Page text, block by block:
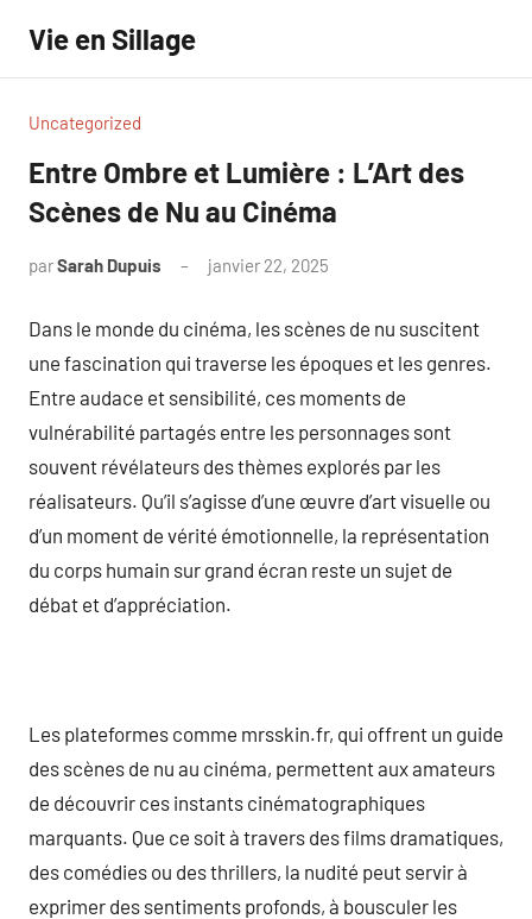
contenu
Vie en Sillage
Uncategorized
Entre Ombre et Lumière : L’Art des
Scènes de Nu au Cinéma
parSarah Dupuis janvier 22, 2025
Dans le monde du cinéma, les scènes de nu suscitent
une fascination qui traverse les époques et les genres.
Entre audace et sensibilité, ces moments de
vulnérabilité partagés entre les personnages sont
souvent révélateurs des thèmes explorés par les
réalisateurs. Qu’il s’agisse d’une œuvre d’art visuelle ou
d’un moment de vérité émotionnelle, la représentation
du corps humain sur grand écran reste un sujet de
débat et d’appréciation.
Les plateformes comme mrsskin.fr, qui offrent un guide
des scènes de nu au cinéma, permettent aux amateurs
de découvrir ces instants cinématographiques
marquants. Que ce soit à travers des films dramatiques,
des comédies ou des thrillers, la nudité peut servir à
exprimer des sentiments profonds, à bousculer les